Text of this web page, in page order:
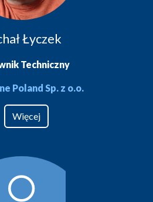
Łyczek
Techniczny
Poland Sp. z o.o.
Więcej